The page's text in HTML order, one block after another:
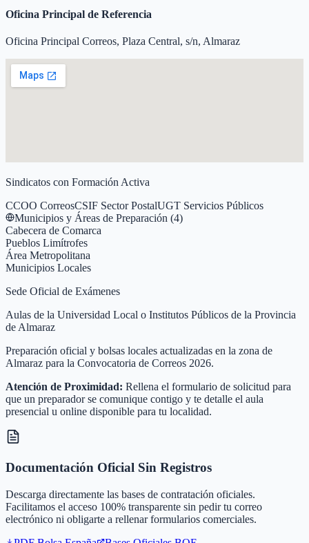
Oficina Principal de Referencia
Oficina Principal Correos, Plaza Central, s/n, Almaraz
Sindicatos con Formación Activa
CCOO CorreosCSIF Sector PostalUGT Servicios Públicos
Municipios y Áreas de Preparación (4)
Cabecera de Comarca
Pueblos Limítrofes
Área Metropolitana
Municipios Locales
Sede Oficial de Exámenes
Aulas de la Universidad Local o Institutos Públicos de la Provincia
de Almaraz
Preparación oficial y bolsas locales actualizadas en la zona de
Almaraz para la Convocatoria de Correos 2026.
Atención de Proximidad: Rellena el formulario de solicitud para
que un preparador se comunique contigo y te detalle el aula
presencial u online disponible para tu localidad.
Documentación Oficial Sin Registros
Descarga directamente las bases de contratación oficiales.
Facilitamos el acceso 100% transparente sin pedir tu correo
electrónico ni obligarte a rellenar formularios comerciales.